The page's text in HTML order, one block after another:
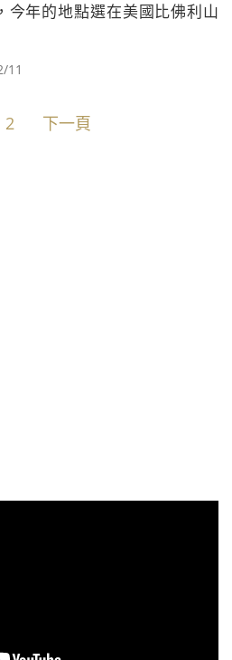
今年的地點選在美國比佛利山
入圍者。而今年出席午宴的入
街之狼》男主角李奧納多狄卡
、影后梅莉史翠普和珊卓布拉
11
2 下一頁